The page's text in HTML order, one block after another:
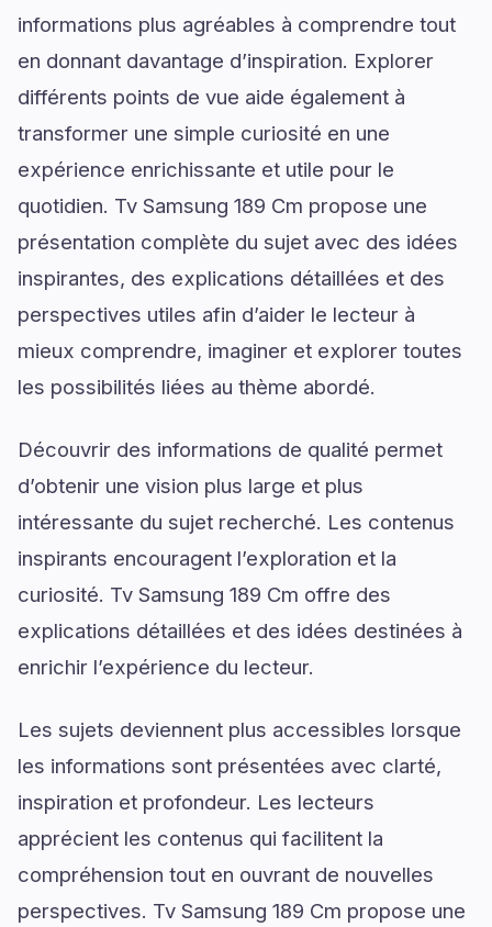
informations plus agréables à comprendre tout
en donnant davantage d’inspiration. Explorer
différents points de vue aide également à
transformer une simple curiosité en une
expérience enrichissante et utile pour le
quotidien. Tv Samsung 189 Cm propose une
présentation complète du sujet avec des idées
inspirantes, des explications détaillées et des
perspectives utiles afin d’aider le lecteur à
mieux comprendre, imaginer et explorer toutes
les possibilités liées au thème abordé.
Découvrir des informations de qualité permet
d’obtenir une vision plus large et plus
intéressante du sujet recherché. Les contenus
inspirants encouragent l’exploration et la
curiosité. Tv Samsung 189 Cm offre des
explications détaillées et des idées destinées à
enrichir l’expérience du lecteur.
Les sujets deviennent plus accessibles lorsque
les informations sont présentées avec clarté,
inspiration et profondeur. Les lecteurs
apprécient les contenus qui facilitent la
compréhension tout en ouvrant de nouvelles
perspectives. Tv Samsung 189 Cm propose une